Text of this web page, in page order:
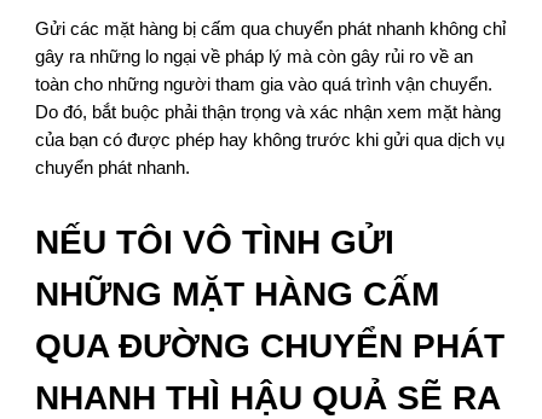
Gửi các mặt hàng bị cấm qua chuyển phát nhanh không chỉ
gây ra những lo ngại về pháp lý mà còn gây rủi ro về an
toàn cho những người tham gia vào quá trình vận chuyển.
Do đó, bắt buộc phải thận trọng và xác nhận xem mặt hàng
của bạn có được phép hay không trước khi gửi qua dịch vụ
chuyển phát nhanh.
NẾU TÔI VÔ TÌNH GỬI
NHỮNG MẶT HÀNG CẤM
QUA ĐƯỜNG CHUYỂN PHÁT
NHANH THÌ HẬU QUẢ SẼ RA